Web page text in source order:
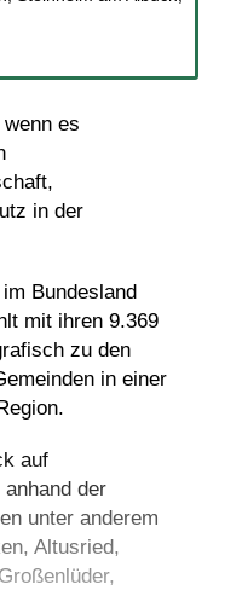
es
in der
Bundesland
mit ihren 9.369
zu den
in einer
auf
der
unter anderem
, Altusried,
Großenlüder,